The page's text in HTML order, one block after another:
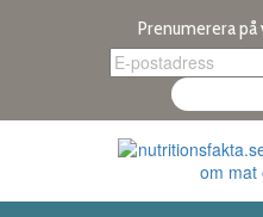
Prenumerera